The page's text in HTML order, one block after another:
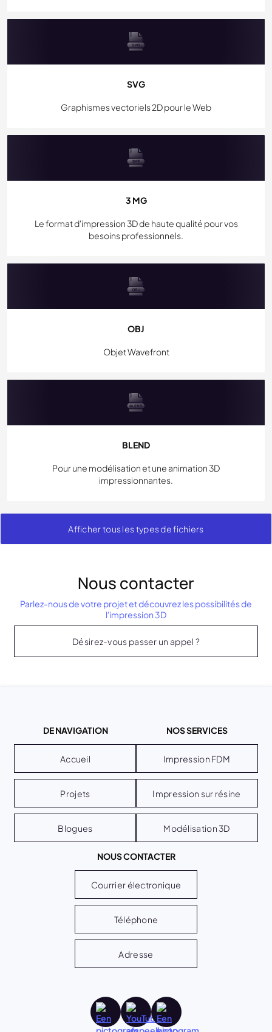
SVG
Graphismes vectoriels 2D pour le Web
3 MG
Le format d'impression 3D de haute qualité pour vos
besoins professionnels.
OBJ
Objet Wavefront
BLEND
Pour une modélisation et une animation 3D
impressionnantes.
Afficher tous les types de fichiers
Nous contacter
Parlez-nous de votre projet et découvrez les possibilités de
l'impression 3D
Désirez-vous passer un appel ?
DE NAVIGATION
Accueil
Projets
Blogues
NOS SERVICES
Impression FDM
Impression sur résine
Modélisation 3D
NOUS CONTACTER
Courrier électronique
Téléphone
Adresse